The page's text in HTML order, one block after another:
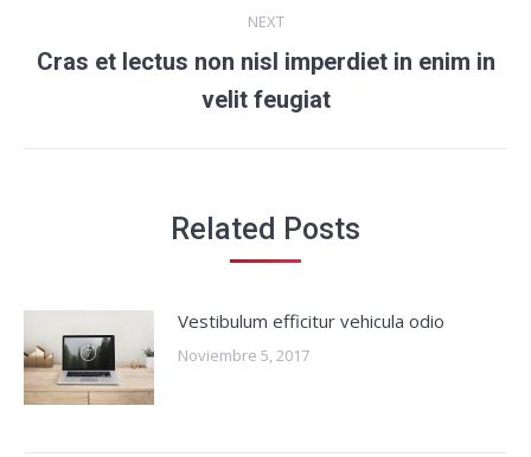
NEXT
post:
Cras et lectus non nisl imperdiet in enim in
velit feugiat
Related Posts
Vestibulum efficitur vehicula odio
Noviembre 5, 2017